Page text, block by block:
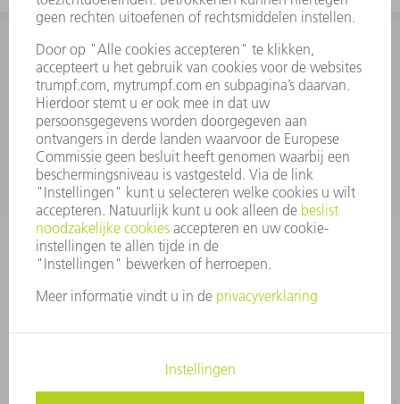
INFORMATIE
Veel gestelde vragen
Algemene voorwaarden
CONTACT
+31 88 4002 400
Ma. - vr. 8.00 - 17.00 uur
onderdelen.tnl@de.trumpf.com